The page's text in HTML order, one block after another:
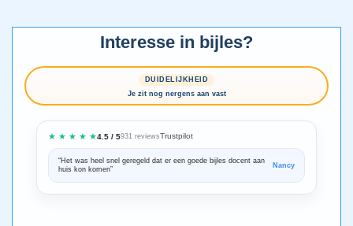
Interesse in bijles?
DUIDELIJKHEID
Je zit nog nergens aan vast
★ ★ ★ ★ ★4.5 / 5931 reviewsTrustpilot
“Het was heel snel geregeld dat er een goede bijles docent aan
huis kon komen”
Nancy